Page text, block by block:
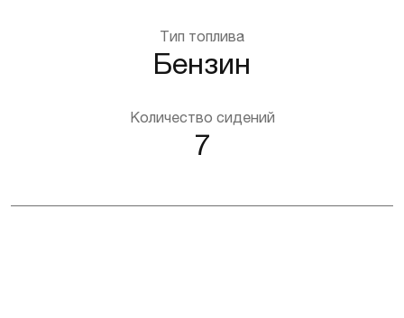
Тип топлива
Бензин
Количество сидений
7